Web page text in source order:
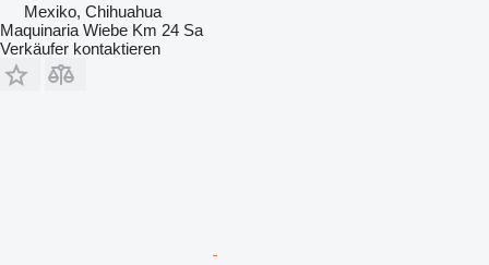
Mexiko, Chihuahua
Maquinaria Wiebe Km 24 Sa
Verkäufer kontaktieren